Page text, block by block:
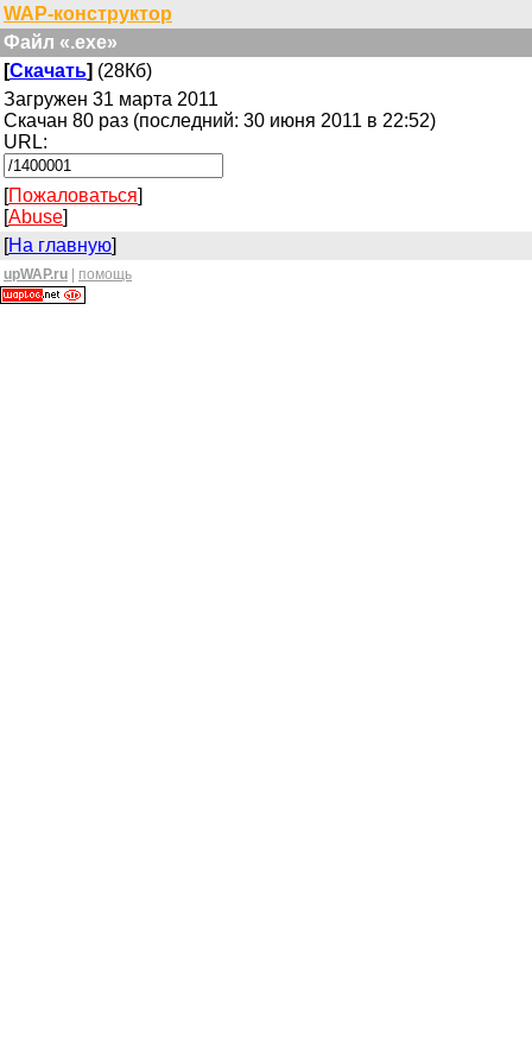
WAP-конструктор
Файл «.exe»
[Скачать] (28Кб)
Загружен 31 марта 2011
Скачан 80 раз (последний: 30 июня 2011 в 22:52)
URL:
[Пожаловаться]
[Abuse]
[На главную]
upWAP.ru помощь